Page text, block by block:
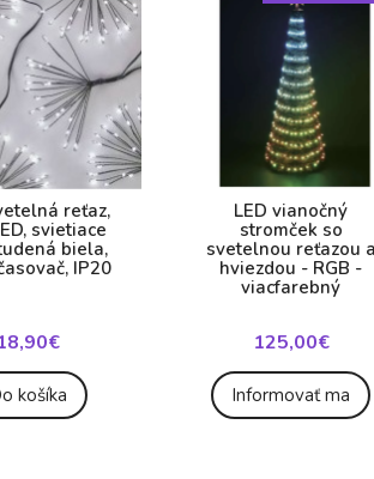
reťaz,
svietiace
biela,
IP20
košíka
LED vianočný
stromček so
svetelnou reťazou a
hviezdou - RGB -
viacfarebný
125,00€
Informovať ma